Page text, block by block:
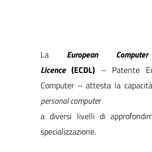
La European
Licence(ECDL) – Patente
Computer – attesta la
personal computer
a diversi livelli di
specializzazione.